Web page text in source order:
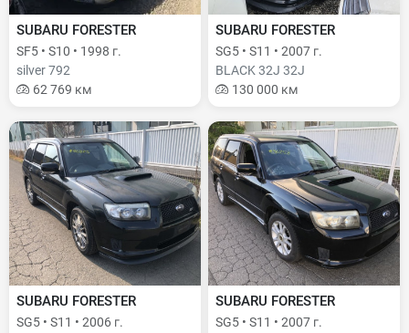
SUBARU FORESTER
SF5 • S10 • 1998 г.
silver 792
62 769 км
SUBARU FORESTER
SG5 • S11 • 2007 г.
BLACK 32J 32J
130 000 км
SUBARU FORESTER
SG5 • S11 • 2006 г.
SUBARU FORESTER
SG5 • S11 • 2007 г.